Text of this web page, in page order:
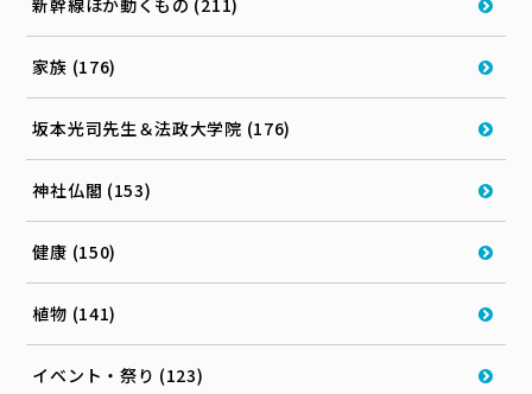
新幹線ほか動くもの (211)
家族 (176)
坂本光司先生＆法政大学院 (176)
神社仏閣 (153)
健康 (150)
植物 (141)
イベント・祭り (123)